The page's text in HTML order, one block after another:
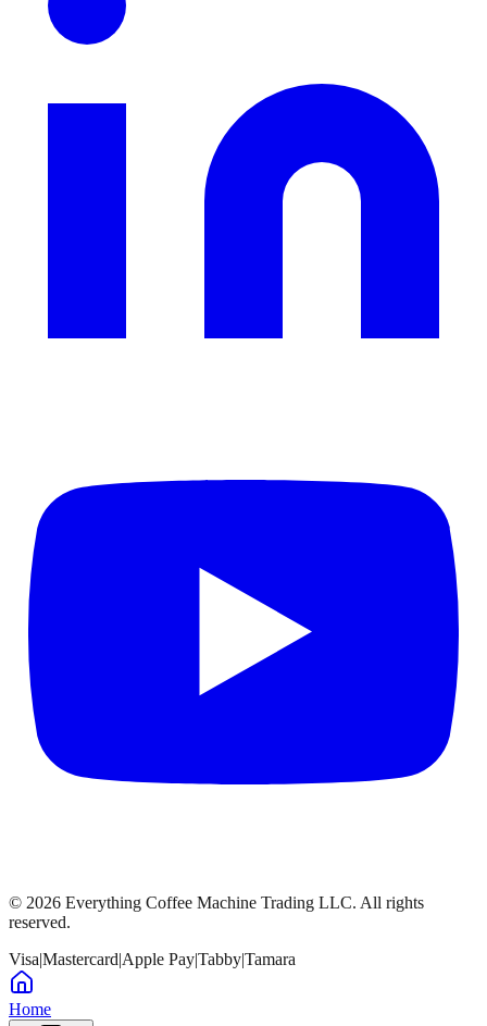
© 2026 Everything Coffee Machine Trading LLC. All rights
reserved.
Visa|Mastercard|Apple Pay|Tabby|Tamara
Home